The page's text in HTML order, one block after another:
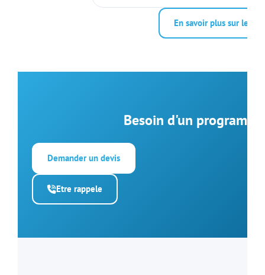
En savoir plus sur le
Besoin d'un
Demander un devis
Etre rappele